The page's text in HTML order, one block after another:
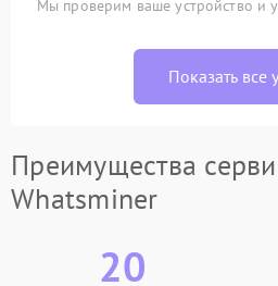
Мы проверим ваше устройство и
Показать все
Преимущества
Whatsminer
20